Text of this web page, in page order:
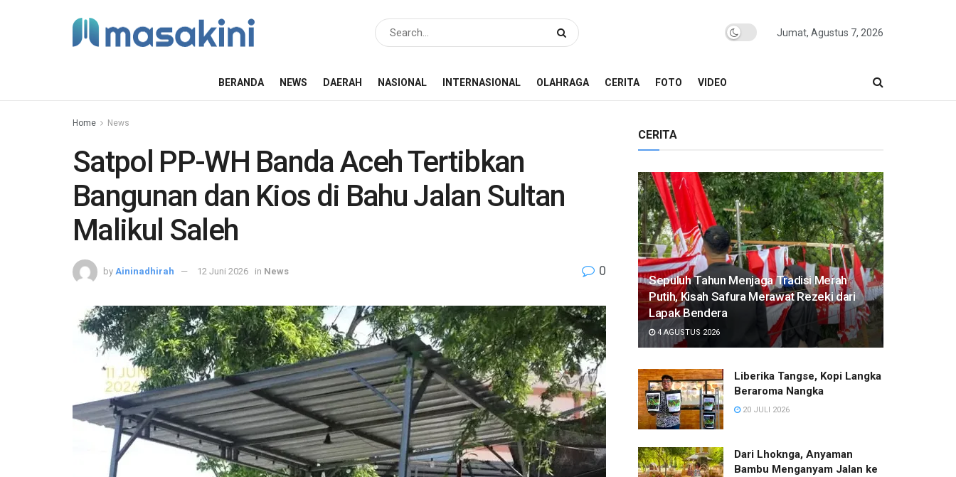
Jumat, Agustus 7, 2026
BERANDA NEWS DAERAH NASIONAL INTERNASIONAL OLAHRAGA CERITA FOTO VIDEO
Home News
Satpol PP-WH Banda Aceh Tertibkan
Bangunan dan Kios di Bahu Jalan Sultan
Malikul Saleh
by Aininadhirah 12 Juni 2026 in News 0
CERITA
Sepuluh Tahun Menjaga Tradisi Merah
Putih, Kisah Safura Merawat Rezeki dari
Lapak Bendera
4 AGUSTUS 2026
Liberika Tangse, Kopi Langka
Beraroma Nangka
20 JULI 2026
Dari Lhoknga, Anyaman
Bambu Menganyam Jalan ke